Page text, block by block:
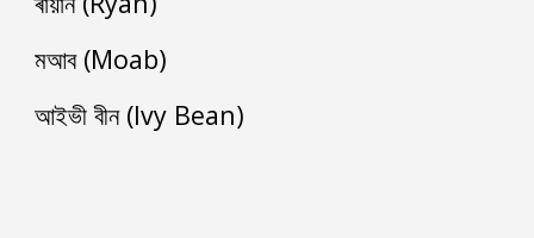
মআব (Moab)
আইভী বীন (Ivy Bean)